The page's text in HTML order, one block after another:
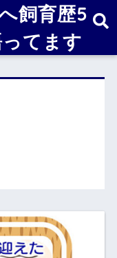
飼育歴5
てます